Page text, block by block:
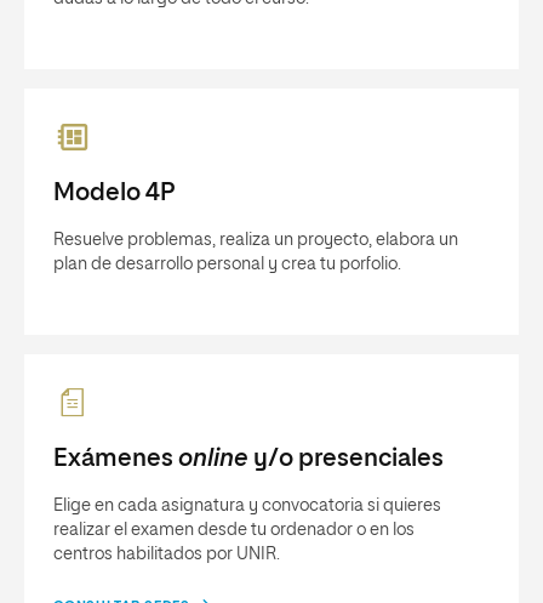
Modelo 4P
Resuelve problemas, realiza un proyecto, elabora un
plan de desarrollo personal y crea tu porfolio.
Exámenes online y/o presenciales
Elige en cada asignatura y convocatoria si quieres
realizar el examen desde tu ordenador o en los
centros habilitados por UNIR.